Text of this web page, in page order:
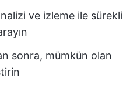
ve izleme ile sürekli
sonra, mümkün olan